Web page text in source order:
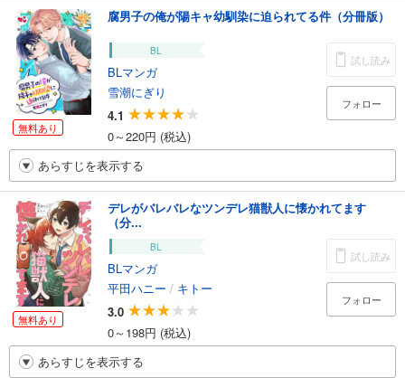
無料あり
腐男子の俺が陽キャ幼馴染に迫られてる件（分冊版）
BL
BLマンガ
雪潮にぎり
4.1
0～220円 (税込)
試し読み
フォロー
あらすじを表示する
無料あり
デレがバレバレなツンデレ猫獣人に懐かれてます
（分...
BL
BLマンガ
平田ハニー / キトー
3.0
0～198円 (税込)
試し読み
フォロー
あらすじを表示する